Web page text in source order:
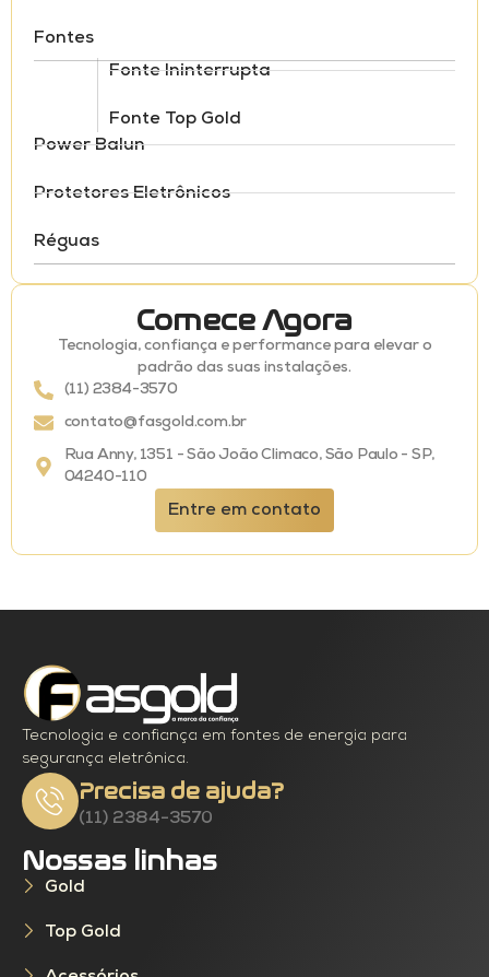
Fontes
Fonte Ininterrupta
Fonte Top Gold
Power Balun
Protetores Eletrônicos
Réguas
Comece Agora
Tecnologia, confiança e performance para elevar o
padrão das suas instalações.
(11) 2384-3570
contato@fasgold.com.br
Rua Anny, 1351 - São João Climaco, São Paulo - SP,
04240-110
Entre em contato
Tecnologia e confiança em fontes de energia para
segurança eletrônica.
Precisa de ajuda?
(11) 2384-3570
Nossas linhas
Gold
Top Gold